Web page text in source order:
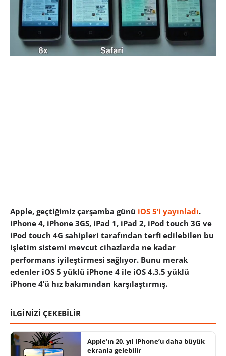
Apple, geçtiğimiz çarşamba günü iOS 5’i yayınladı.
iPhone 4, iPhone 3GS, iPad 1, iPad 2, iPod touch 3G ve
iPod touch 4G sahipleri tarafından terfi edilebilen bu
işletim sistemi mevcut cihazlarda ne kadar
performans iyileştirmesi sağlıyor. Bunu merak
edenler iOS 5 yüklü iPhone 4 ile iOS 4.3.5 yüklü
iPhone 4’ü hız bakımından karşılaştırmış.
İLGİNİZİ ÇEKEBİLİR
Apple’ın 20. yıl iPhone’u daha büyük
ekranla gelebilir